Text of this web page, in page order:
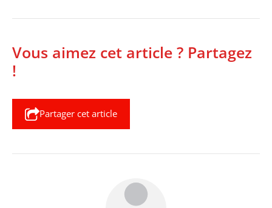
Vous aimez cet article ? Partagez
!
Partager cet article